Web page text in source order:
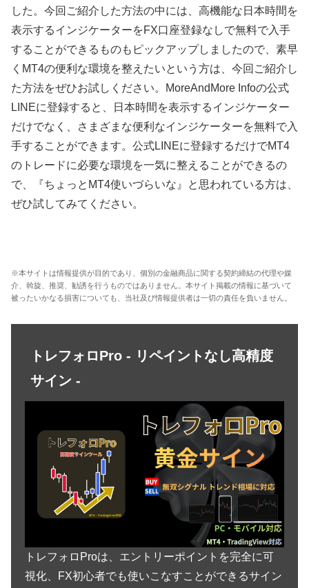
した。今回ご紹介した方法の中には、高機能な日本時間を
表示するインジケーターをFX口座登録なしで無料で入手
することができるものもピックアップしましたので、素早
く MT4の便利な環境を整えたいという方は、今回ご紹介し
た方法をぜひお試しください。
MoreAndMore Infoの公式
LINEに登録すると、日本時間を表示するインジケーター
だけでなく、さまざまな便利なインジケーターを無料で入
手することができます。公式LINEに登録するだけでMT4
のトレードに必要な環境を一気に整えることができるの
で、『ちょっと MT4使いづらいな』と思われている方は、
ぜひ試してみてください。
※本サイトは情報提供が目的であり、個別の金融商品に関する契約締結の代理や媒
介、斡旋、推奨、勧誘を行うものではありません。本サイト掲載の情報に基づいて
被ったいかなる損害についても、当社及び情報提供者は一切の責任を負いません。
トレフォロPro - リペイントなし高精度
サイン -
トレフォロProは、エントリーポイントを完全に可
視化、FX初心者でも使いこなすことができるサイン